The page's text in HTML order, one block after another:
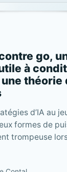
go,
à
théorie
d’IA au
formes de
trompeuse